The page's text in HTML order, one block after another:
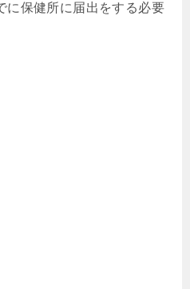
に保健所に届出をする必要